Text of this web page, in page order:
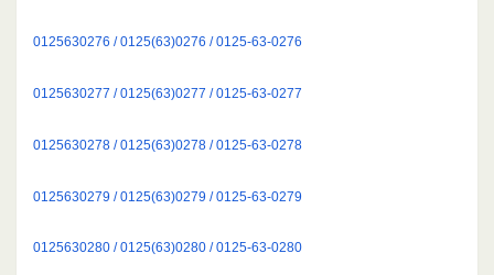
0125630276 / 0125(63)0276 / 0125-63-0276
0125630277 / 0125(63)0277 / 0125-63-0277
0125630278 / 0125(63)0278 / 0125-63-0278
0125630279 / 0125(63)0279 / 0125-63-0279
0125630280 / 0125(63)0280 / 0125-63-0280